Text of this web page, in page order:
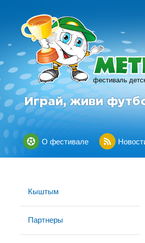
фестиваль
Играй, живи
О фестивале
Кыштым
Партнеры